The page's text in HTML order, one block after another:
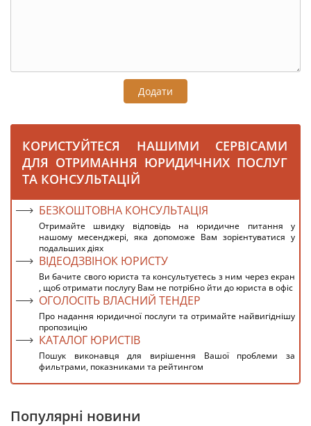
Додати
КОРИСТУЙТЕСЯ НАШИМИ СЕРВІСАМИ
ДЛЯ ОТРИМАННЯ ЮРИДИЧНИХ ПОСЛУГ
ТА КОНСУЛЬТАЦІЙ
БЕЗКОШТОВНА КОНСУЛЬТАЦІЯ
Отримайте швидку відповідь на юридичне питання у
нашому месенджері, яка допоможе Вам зорієнтуватися у
подальших діях
ВІДЕОДЗВІНОК ЮРИСТУ
Ви бачите свого юриста та консультуєтесь з ним через екран
, щоб отримати послугу Вам не потрібно йти до юриста в офіс
ОГОЛОСІТЬ ВЛАСНИЙ ТЕНДЕР
Про надання юридичної послуги та отримайте найвигіднішу
пропозицію
КАТАЛОГ ЮРИСТІВ
Пошук виконавця для вирішення Вашої проблеми за
фильтрами, показниками та рейтингом
Популярні новини